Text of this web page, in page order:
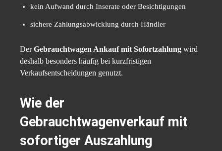
kein Aufwand durch Inserate oder Besichtigungen
sichere Zahlungsabwicklung durch Händler
DerGebrauchtwagen Ankauf mit Sofortzahlung wird
deshalb besonders häufig bei kurzfristigen
Verkaufsentscheidungen genutzt.
Wie der
Gebrauchtwagenverkauf mit
sofortiger Auszahlung